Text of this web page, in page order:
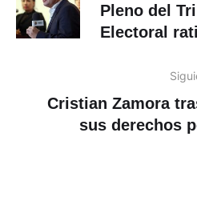
Pleno del
Electoral
Cristian Zamora
sus derechos